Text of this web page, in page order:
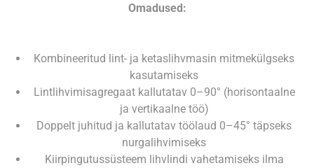
Omadused:
Kombineeritud lint‑ ja ketaslihvmasin mitmekülgseks
kasutamiseks
Lintlihvimisagregaat kallutatav 0–90° (horisontaalne
ja vertikaalne töö)
Doppelt juhitud ja kallutatav töölaud 0–45° täpseks
nurgalihvimiseks
Kiirpingutussüsteem lihvlindi vahetamiseks ilma